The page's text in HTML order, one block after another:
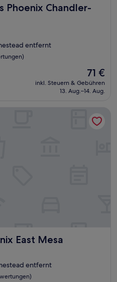
Phoenix Chandler-
Chandler-Fashion Center
entfernt
Der
Preis
beträgt
71 €
inkl. Steuern & Gebühren
13. Aug.–14. Aug.
East Mesa
Mesa
entfernt